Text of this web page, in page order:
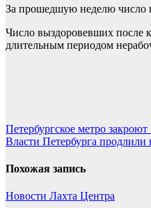
За прошедшую неделю число
Число выздоровевших после
длительным периодом
Навигация
по
записям
Петербургское метро
Власти Петербурга продлили
Похожая запись
Новости Лахта Центра